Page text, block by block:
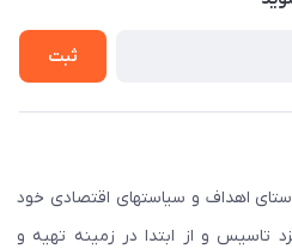
ثبت
اهداف و سیاستهای اقتصادی خود
امام یزد تاسیس و از ابتدا در زمینه تهیه و